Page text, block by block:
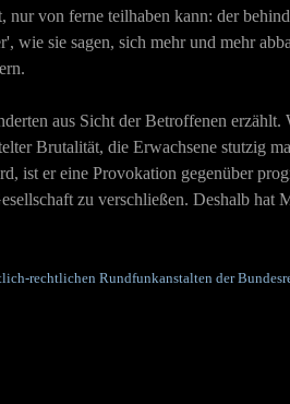
nur von ferne teilhaben kann: der
wie sie sagen, sich mehr und mehr
aus Sicht der Betroffenen
Brutalität, die Erwachsene stutzig
ist er eine Provokation gegenüber
zu verschließen. Deshalb
rechtlichen Rundfunkanstalten der